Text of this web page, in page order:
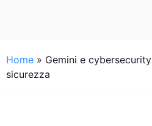
Home » Gemini e
sicurezza